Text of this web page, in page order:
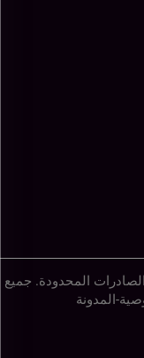
المحدودة. جميع
-المدونة